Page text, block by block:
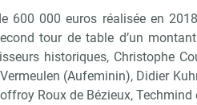
600 000 euros réalisée en
tour de table d’un
historiques, Christophe
(Aufeminin), Didier
Roux de Bézieux, Techmind
Matin Abonnez-
Non merci, je reçois déjà !